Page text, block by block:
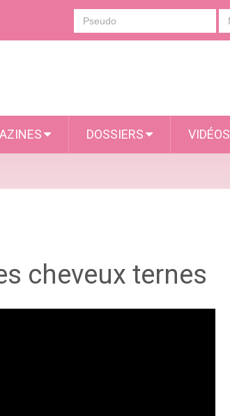
DOSSIERS VIDÉOS
cheveux ternes